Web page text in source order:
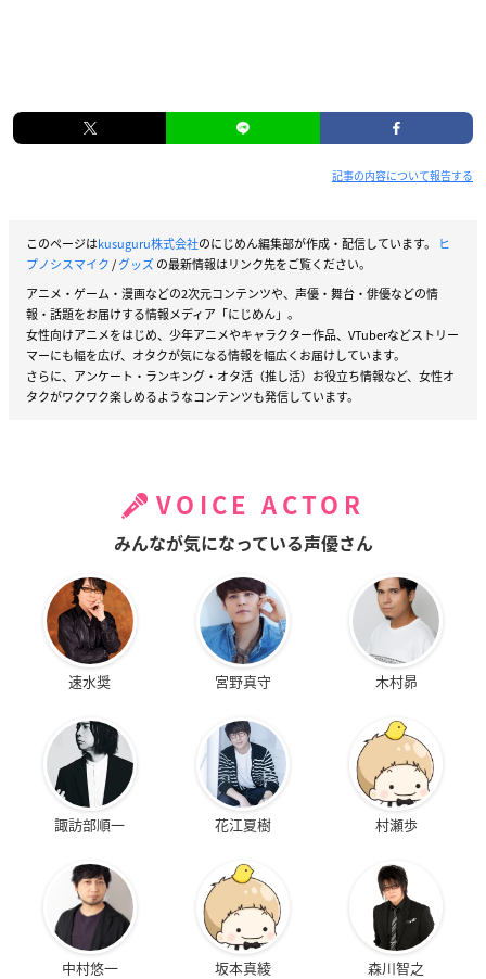
記事の内容について報告する
このページはkusuguru株式会社のにじめん編集部が作成・配信しています。
ヒ
プノシスマイク/グッズの最新情報はリンク先をご覧ください。
アニメ・ゲーム・漫画などの2次元コンテンツや、声優・舞台・俳優などの情
報・話題をお届けする情報メディア「にじめん」。
女性向けアニメをはじめ、少年アニメやキャラクター作品、VTuberなどストリー
マーにも幅を広げ、オタクが気になる情報を幅広くお届けしています。
さらに、アンケート・ランキング・オタ活（推し活）お役立ち情報など、女性オ
タクがワクワク楽しめるようなコンテンツも発信しています。
VOICE ACTOR
みんなが気になっている声優さん
速水奨 宮野真守 木村昴
諏訪部順一 花江夏樹 村瀬歩
中村悠一 坂本真綾 森川智之